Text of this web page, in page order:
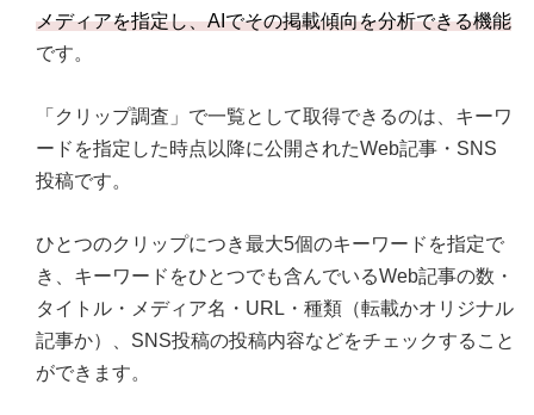
メディアを指定し、AIでその掲載傾向を分析できる機能
です。
「クリップ調査」で一覧として取得できるのは、キーワ
ードを指定した時点以降に公開されたWeb記事・SNS
投稿です。
ひとつのクリップにつき最大5個のキーワードを指定で
き、キーワードをひとつでも含んでいるWeb記事の数・
タイトル・メディア名・URL・種類（転載かオリジナル
記事か）、SNS投稿の投稿内容などをチェックすること
ができます。